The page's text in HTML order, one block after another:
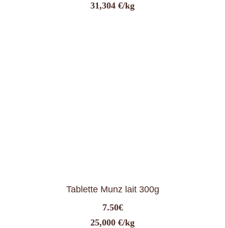
31,304 €/kg
Tablette Munz lait 300g
7.50€
25,000 €/kg